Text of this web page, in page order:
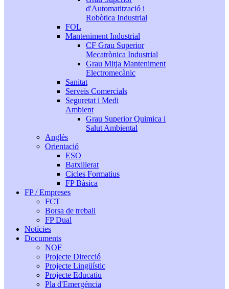
d'Automatització i
Robòtica Industrial
FOL
Manteniment Industrial
CF Grau Superior
Mecatrònica Industrial
Grau Mitja Manteniment
Electromecànic
Sanitat
Serveis Comercials
Seguretat i Medi
Ambient
Grau Superior Quimica i
Salut Ambiental
Anglés
Orientació
ESO
Batxillerat
Cicles Formatius
FP Bàsica
FP / Empreses
FCT
Borsa de treball
FP Dual
Notícies
Documents
NOF
Projecte Direcció
Projecte Lingüístic
Projecte Educatiu
Pla d'Emergéncia